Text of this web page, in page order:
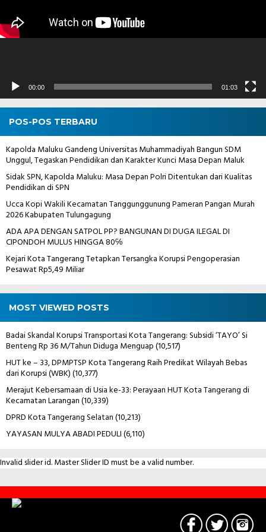
00:00 01:03
POS-POS TERBARU
Kapolda Maluku Gandeng Universitas Muhammadiyah Bangun SDM
Unggul, Tegaskan Pendidikan dan Karakter Kunci Masa Depan Maluk
Sidak SPN, Kapolda Maluku: Masa Depan Polri Ditentukan dari Kualitas
Pendidikan di SPN
Ucca Kopi Wakili Kecamatan Tanggunggunung Pameran Pangan Murah
2026 Kabupaten Tulungagung
ADA APA DENGAN SATPOL PP? BANGUNAN DI DUGA ILEGAL DI
CIPONDOH MULUS HINGGA 80℅
Kejari Kota Tangerang Tetapkan Tersangka Korupsi Pengoperasian
Pesawat Rp5,49 Miliar
MOST VIEWED POSTS
Badai Skandal Korupsi Transportasi Kota Tangerang: Subsidi ‘TAYO’ Si
Benteng Rp 36 M/Tahun Diduga Menguap(10,517)
HUT ke – 33, DPMPTSP Kota Tangerang Raih Predikat Wilayah Bebas
dari Korupsi (WBK)(10,377)
Merajut Kebersamaan di Usia ke-33: Perayaan HUT Kota Tangerang di
Kecamatan Larangan(10,339)
DPRD Kota Tangerang Selatan(10,213)
YAYASAN MULYA ABADI PEDULI(6,110)
Invalid slider id. Master Slider ID must be a valid number.
Contact
Us